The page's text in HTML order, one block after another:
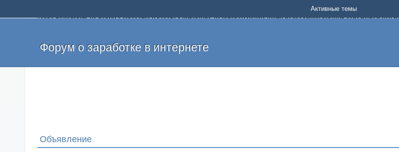
Добро пожаловать на форум о заработке и работе в интернете, на котором можно найти подходящий вариант
и оставлять свои отзывы. Если вы знаете, что определенный проект или сайт не платит, то указывайте в теме что это лохотрон,
легкие деньги без вложений и регистрации уже сегодня. Создавайте новые темы, размещайте объявления со своими
Форум о заработке в интернете
Активные темы
Объявление